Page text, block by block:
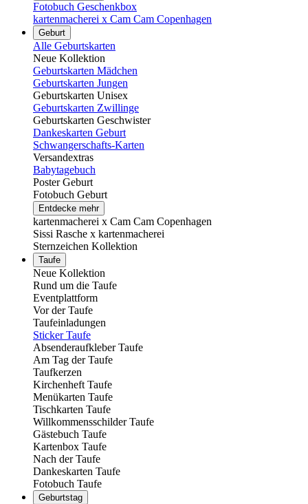
Fotobuch Geschenkbox
kartenmacherei x Cam Cam Copenhagen
Geburt
Alle Geburtskarten
Neue Kollektion
Geburtskarten Mädchen
Geburtskarten Jungen
Geburtskarten Unisex
Geburtskarten Zwillinge
Geburtskarten Geschwister
Dankeskarten Geburt
Schwangerschafts-Karten
Versandextras
Babytagebuch
Poster Geburt
Fotobuch Geburt
Entdecke mehr
kartenmacherei x Cam Cam Copenhagen
Sissi Rasche x kartenmacherei
Sternzeichen Kollektion
Taufe
Neue Kollektion
Rund um die Taufe
Eventplattform
Vor der Taufe
Taufeinladungen
Sticker Taufe
Absenderaufkleber Taufe
Am Tag der Taufe
Taufkerzen
Kirchenheft Taufe
Menükarten Taufe
Tischkarten Taufe
Willkommensschilder Taufe
Gästebuch Taufe
Kartenbox Taufe
Nach der Taufe
Dankeskarten Taufe
Fotobuch Taufe
Geburtstag